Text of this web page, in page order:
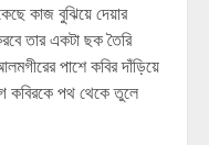
কাজ বুঝিয়ে দেয়ার
তার একটা ছক তৈরি
পাশে কবির দাঁড়িয়ে
পথ থেকে তুলে